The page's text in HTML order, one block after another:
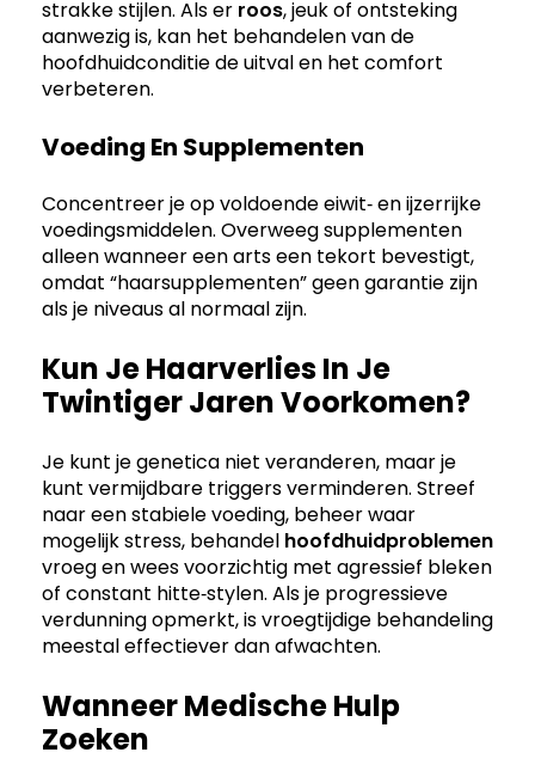
strakke stijlen. Als er roos, jeuk of ontsteking
aanwezig is, kan het behandelen van de
hoofdhuidconditie de uitval en het comfort
verbeteren.
Voeding En Supplementen
Concentreer je op voldoende eiwit‑ en ijzerrijke
voedingsmiddelen. Overweeg supplementen
alleen wanneer een arts een tekort bevestigt,
omdat “haarsupplementen” geen garantie zijn
als je niveaus al normaal zijn.
Kun Je Haarverlies In Je
Twintiger Jaren Voorkomen?
Je kunt je genetica niet veranderen, maar je
kunt vermijdbare triggers verminderen. Streef
naar een stabiele voeding, beheer waar
mogelijk stress, behandel hoofdhuidproblemen
vroeg en wees voorzichtig met agressief bleken
of constant hitte‑stylen. Als je progressieve
verdunning opmerkt, is vroegtijdige behandeling
meestal effectiever dan afwachten.
Wanneer Medische Hulp
Zoeken